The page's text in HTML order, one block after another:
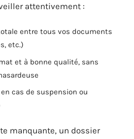
attentivement :
entre tous vos documents
etc.)
et à bonne qualité, sans
cas de suspension ou
manquante, un dossier